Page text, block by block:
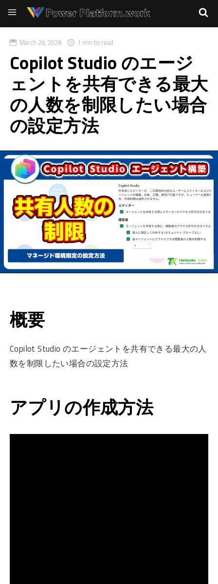
March 26, 2026 1 min to read
Copilot Studio のエージ
ェントを共有できる最大
の人数を制限したい場合
の設定方法
概要
Copilot Studio のエージェントを共有できる最大の人
数を制限したい場合の設定方法
アプリの作成方法